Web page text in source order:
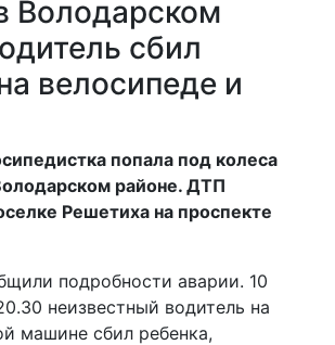
Володарском
сбил
велосипеде и
попала под колеса
районе. ДТП
Решетиха на проспекте
подробности аварии. 10
неизвестный водитель на
машине сбил ребенка,